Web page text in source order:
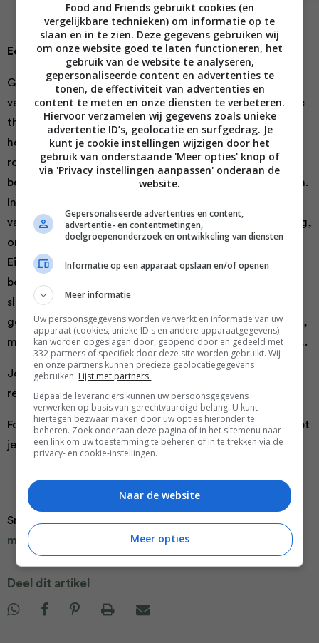
Eet jezelf vrolijk en gezond!
Gezond eten: door natuurlijk kleurig te eten krijg je bijna
vanzelf alle voedingstoffen binnen, zonder ingewikkelde
theorieën of formules. De kleur van een voedingsmiddel
houdt verband met de voedingstoffen die het bevat:
rood fruit en rode groentesoorten bijvoorbeeld,
bevatten in grote lijnen dezelfde vitaminen en mineralen.
In dit boek vind je informatie én recepten in alle kleuren
van de regenboog. De ruim 100 gerechten zijn eenvoudig,
origineel, maakbaar en perfect voor iedere dag.
Eindeloze ingrediëntenlijsten en ingewikkelde
bereidingswijzen zul je in dit kookboek niet vinden. Toch
slaagt Joke er in om ieder recept een unieke twist te
geven. Hoewel gezond eten belangrijk is in dit kookboek,
mag er ook lekker genoten worden van suiker en room….
Joke Boon is journalist, kookboekenschrijver en
receptontwikkelaar.
Food and Friends mag alvast twee van haar recepten met
je delen:
Makreel in pikante rode saus
Smaakt dit naar meer?
met Kleur.
Deel dit artikel
Food and Friends gebruikt cookies (en
vergelijkbare technieken) om informatie op te
slaan en in te zien. Deze gegevens gebruiken wij
om onze website goed te laten functioneren, het
gebruik van de website te analyseren,
gepersonaliseerde content en advertenties te
tonen, de effectiviteit van advertenties en
content te meten en onze diensten te verbeteren.
Hiervoor verzamelen wij gegevens zoals unieke
advertentie ID’s, geolocatie en surfgedrag. Je
kunt je cookie instellingen wijzigen door het
gebruik van onderstaande 'Meer opties' knop of
via 'Privacy instellingen aanpassen' onderaan de
website.
Gepersonaliseerde advertenties en content,
advertentie- en contentmetingen,
doelgroepenonderzoek en ontwikkeling van diensten
Informatie op een apparaat opslaan en/of openen
Meer informatie
Uw persoonsgegevens worden verwerkt en informatie van uw
apparaat (cookies, unieke ID's en andere apparaatgegevens)
kan worden opgeslagen door, geopend door en gedeeld met
332 partners of specifiek door deze site worden gebruikt. Wij
en onze partners kunnen precieze geolocatiegegevens
gebruiken. Lijst met partners.
Bepaalde leveranciers kunnen uw persoonsgegevens
verwerken op basis van gerechtvaardigd belang. U kunt
hiertegen bezwaar maken door uw opties hieronder te
beheren. Zoek onderaan deze pagina of in het sitemenu naar
een link om uw toestemming te beheren of in te trekken via de
privacy- en cookie-instellingen.
Naar de website
Meer opties